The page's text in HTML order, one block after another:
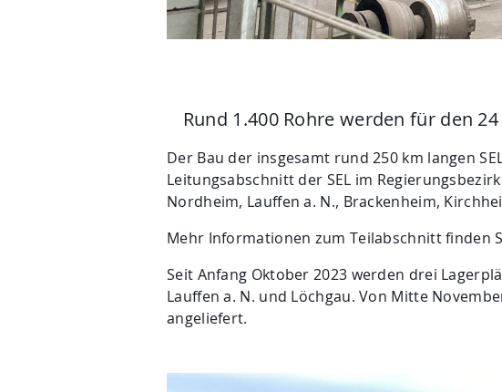
Rund 1.400 Rohre werden für den
Der Bau der insgesamt rund 250 km langen
Leitungsabschnitt der SEL im
Nordheim, Lauffen a. N., Brackenheim,
Mehr Informationen zum Teilabschnitt finden
Seit Anfang Oktober 2023 werden drei
Lauffen a. N. und Löchgau. Von Mitte
angeliefert.